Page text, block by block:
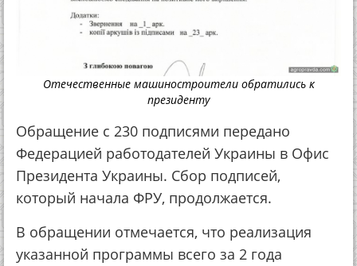
Отечественные машиностроители обратились к
президенту
Обращение с 230 подписями передано
Федерацией работодателей Украины в Офис
Президента Украины. Сбор подписей,
который начала ФРУ, продолжается.
В обращении отмечается, что реализация
указанной программы всего за 2 года